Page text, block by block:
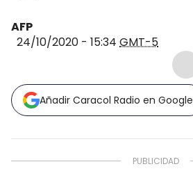
AFP
24/10/2020 - 15:34 GMT-5
Añadir Caracol Radio en Google